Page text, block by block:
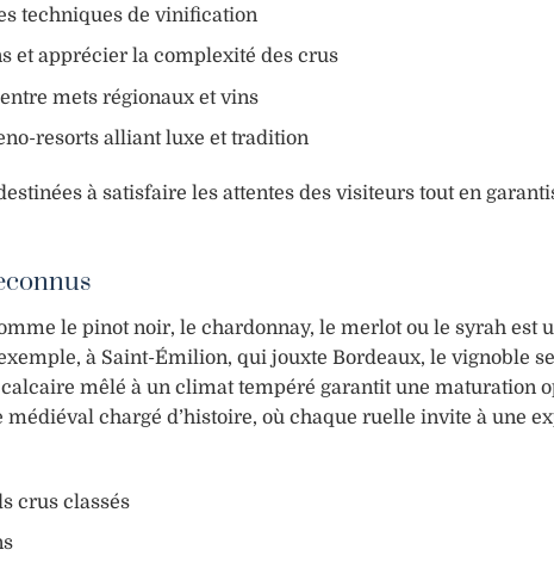
techniques de vinification
et apprécier la complexité des crus
mets régionaux et vins
resorts alliant luxe et tradition
à satisfaire les attentes des visiteurs tout en
le pinot noir, le chardonnay, le merlot ou le syrah est
à Saint-Émilion, qui jouxte Bordeaux, le vignoble
mêlé à un climat tempéré garantit une maturation
chargé d’histoire, où chaque ruelle invite à une
crus classés